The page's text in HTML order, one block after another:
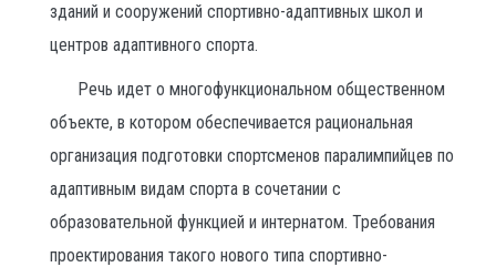
зданий и сооружений спортивно-адаптивных школ и
центров адаптивного спорта.
Речь идет о многофункциональном общественном
объекте, в котором обеспечивается рациональная
организация подготовки спортсменов паралимпийцев по
адаптивным видам спорта в сочетании с
образовательной функцией и интернатом. Требования
проектирования такого нового типа спортивно-